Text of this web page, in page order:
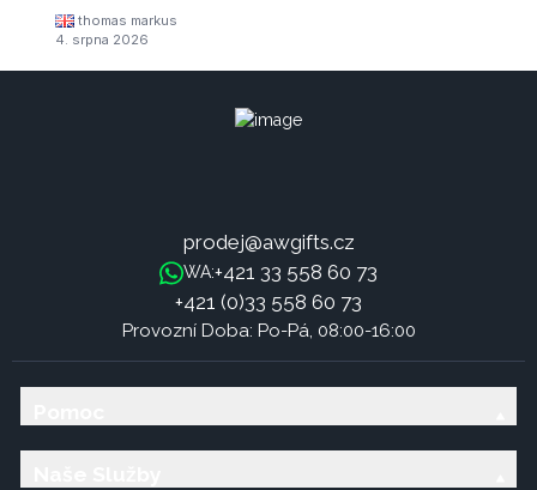
thomas markus
4. srpna 2026
prodej@awgifts.cz
WA:+421 33 558 60 73
+421 (0)33 558 60 73
Provozní Doba: Po-Pá, 08:00-16:00